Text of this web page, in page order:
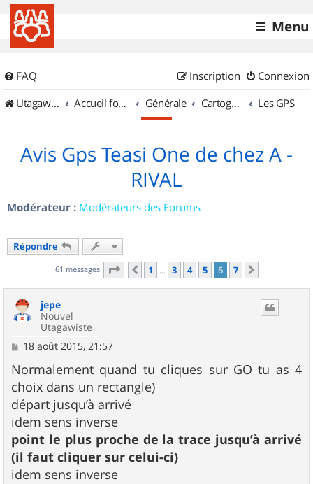
Menu
FAQ Connexion
Inscription
UtagawaVTT (Randos VTT et VTTAE avec traces GPS)
Accueil forum Générale Cartographie et GPS Les GPS
Avis Gps Teasi One de chez A -
RIVAL
Modérateur : Modérateurs des Forums
Répondre
61 messages Page 6sur 7
Précédent
1 … 3 4 5 6 7
jepe
Nouvel
Utagawiste
M
s
s
a
g
e
18 août 2015, 21:57
Normalement quand tu cliques sur GO tu as 4
choix dans un rectangle)
départ jusqu’à arrivé
idem sens inverse
point le plus proche de la trace jusqu’à arrivé
(il faut cliquer sur celui-ci)
idem sens inverse